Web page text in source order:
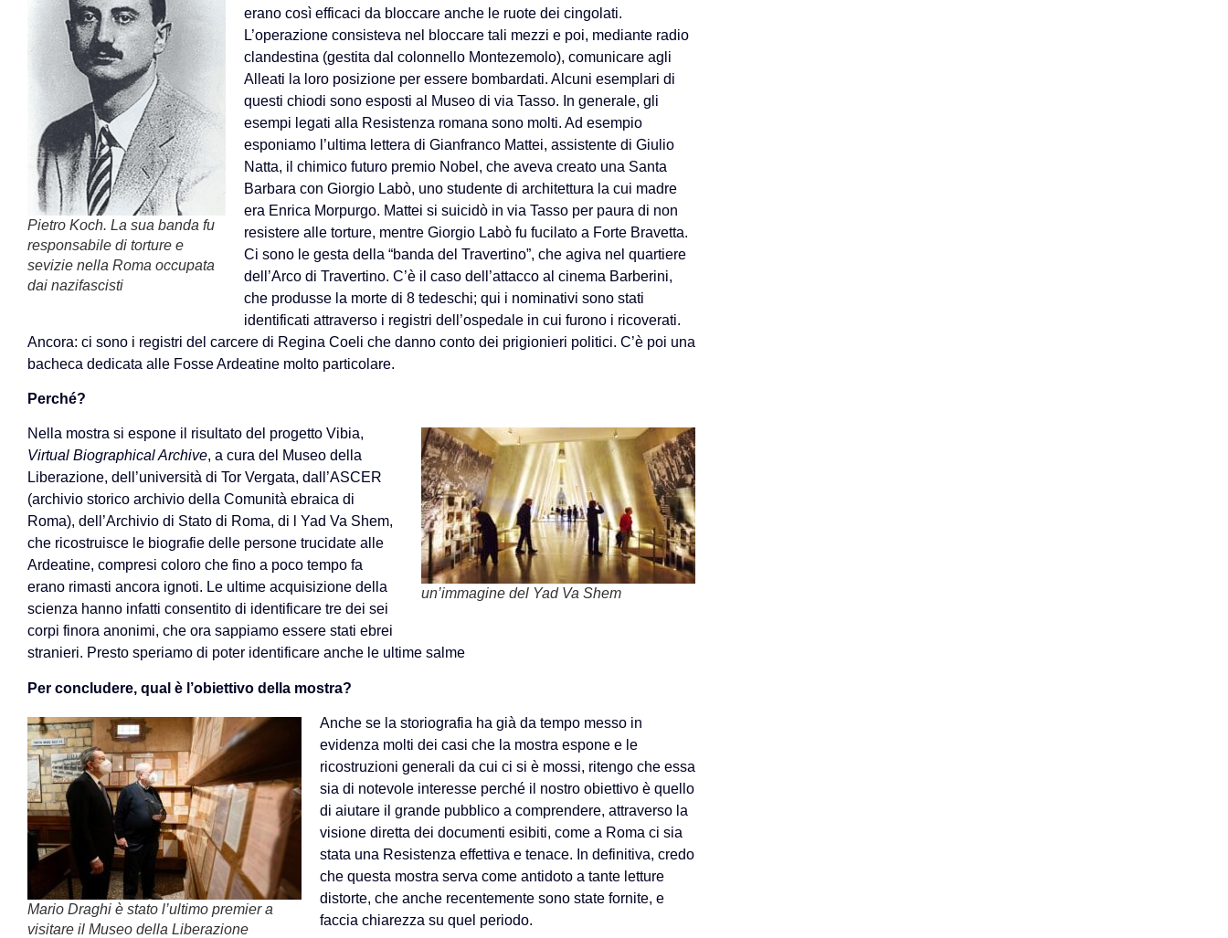
Pietro Koch. La sua banda fu
responsabile di torture e
sevizie nella Roma occupata
dai nazifascisti
erano così efficaci da bloccare anche le ruote dei cingolati.
L’operazione consisteva nel bloccare tali mezzi e poi, mediante radio
clandestina (gestita dal colonnello Montezemolo), comunicare agli
Alleati la loro posizione per essere bombardati. Alcuni esemplari di
questi chiodi sono esposti al Museo di via Tasso. In generale, gli
esempi legati alla Resistenza romana sono molti. Ad esempio
esponiamo l’ultima lettera di Gianfranco Mattei, assistente di Giulio
Natta, il chimico futuro premio Nobel, che aveva creato una Santa
Barbara con Giorgio Labò, uno studente di architettura la cui madre
era Enrica Morpurgo. Mattei si suicidò in via Tasso per paura di non
resistere alle torture, mentre Giorgio Labò fu fucilato a Forte Bravetta.
Ci sono le gesta della “banda del Travertino”, che agiva nel quartiere
dell’Arco di Travertino. C’è il caso dell’attacco al cinema Barberini,
che produsse la morte di 8 tedeschi; qui i nominativi sono stati
identificati attraverso i registri dell’ospedale in cui furono i ricoverati.
Ancora: ci sono i registri del carcere di Regina Coeli che danno conto dei prigionieri politici. C’è poi una
bacheca dedicata alle Fosse Ardeatine molto particolare.
Perché?
un’immagine del Yad Va Shem
Nella mostra si espone il risultato del progetto Vibia,
Virtual Biographical Archive, a cura del Museo della
Liberazione, dell’università di Tor Vergata, dall’ASCER
(archivio storico archivio della Comunità ebraica di
Roma), dell’Archivio di Stato di Roma, di l Yad Va Shem,
che ricostruisce le biografie delle persone trucidate alle
Ardeatine, compresi coloro che fino a poco tempo fa
erano rimasti ancora ignoti. Le ultime acquisizione della
scienza hanno infatti consentito di identificare tre dei sei
corpi finora anonimi, che ora sappiamo essere stati ebrei
stranieri. Presto speriamo di poter identificare anche le ultime salme
Per concludere, qual è l’obiettivo della mostra?
Mario Draghi è stato l’ultimo premier a
visitare il Museo della Liberazione
Anche se la storiografia ha già da tempo messo in
evidenza molti dei casi che la mostra espone e le
ricostruzioni generali da cui ci si è mossi, ritengo che essa
sia di notevole interesse perché il nostro obiettivo è quello
di aiutare il grande pubblico a comprendere, attraverso la
visione diretta dei documenti esibiti, come a Roma ci sia
stata una Resistenza effettiva e tenace. In definitiva, credo
che questa mostra serva come antidoto a tante letture
distorte, che anche recentemente sono state fornite, e
faccia chiarezza su quel periodo.